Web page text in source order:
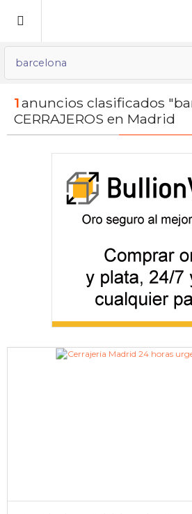
Publica tu Anuncio
Registro
1anuncios clasificados
CERRAJEROS en Madrid